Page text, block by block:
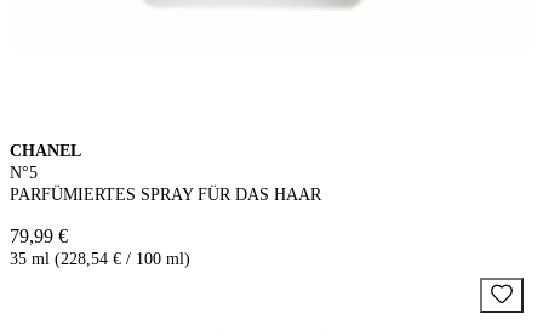
CHANEL
N°5
PARFÜMIERTES SPRAY FÜR DAS HAAR
79,99 €
35 ml (228,54 € / 100 ml)